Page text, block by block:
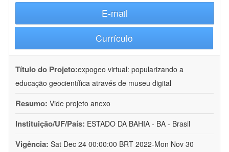
E-mail
Currículo
Título do Projeto:expogeo virtual: popularizando a
educação geocientífica através de museu digital
Resumo: Vide projeto anexo
Instituição/UF/País: ESTADO DA BAHIA - BA - Brasil
Vigência: Sat Dec 24 00:00:00 BRT 2022-Mon Nov 30